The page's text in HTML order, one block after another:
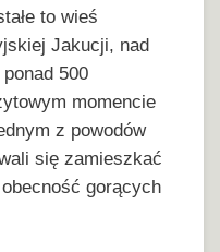
to wieś
Jakucji, nad
500
momencie
z powodów
się zamieszkać
gorących